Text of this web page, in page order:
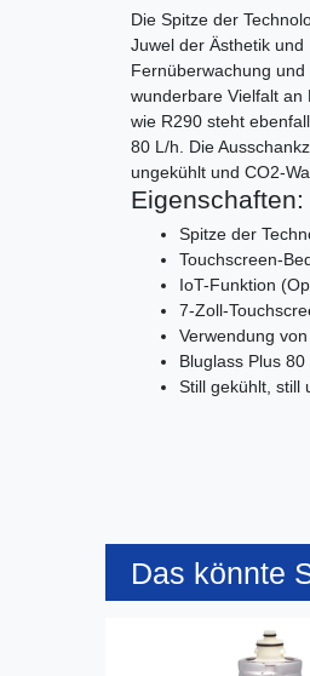
Die Spitze der
Juwel der Ästhetik
Fernüberwachung
wunderbare Vielfalt an
wie R290 steht
80 L/h. Die
ungekühlt und CO2-
Eigenschaften:
Spitze der
Touchscreen-
IoT-Funktion
7-Zoll-
Verwendung
Bluglass Plus
Still gekühlt, still
Das könnte